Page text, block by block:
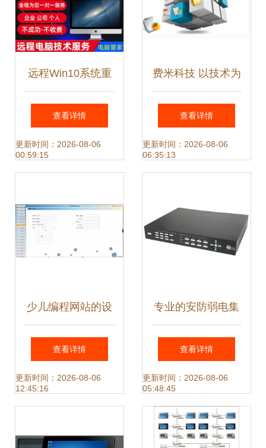
远程Win10系统重
装与常见故障解决
全指南
查看详情
更新时间：2026-08-06
00:59:15
费米科技 以技术为
引擎，驱动计算机
系统服务创新
查看详情
更新时间：2026-08-06
06:35:13
少儿编程网站的设
计与实现——基于
计算机系统服务的
查看详情
更新时间：2026-08-06
12:45:16
专业的安防弱电集
成方案服务商 ——
支撑广州智能化监
控项目优质落地
查看详情
更新时间：2026-08-06
05:48:45